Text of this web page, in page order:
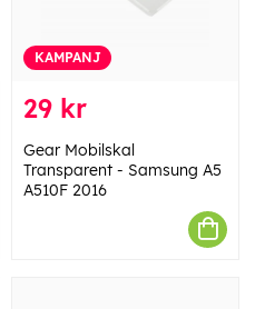
KAMPANJ
29 kr
Gear Mobilskal
Transparent - Samsung A5
A510F 2016